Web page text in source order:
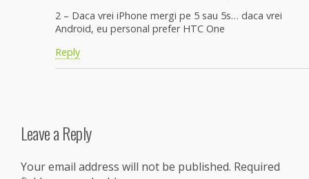
2 – Daca vrei iPhone mergi pe 5 sau 5s… daca vrei
Android, eu personal prefer HTC One
Reply
Leave a Reply
Your email address will not be published. Required